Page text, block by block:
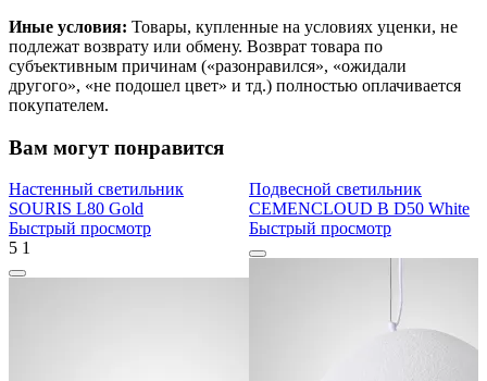
Иные условия: Товары, купленные на условиях уценки, не
подлежат возврату или обмену. Возврат товара по
субъективным причинам («разонравился», «ожидали
другого», «не подошел цвет» и тд.) полностью оплачивается
покупателем.
Вам могут понравится
Настенный светильник
SOURIS L80 Gold
Быстрый просмотр
5 1
Подвесной светильник
CEMENCLOUD B D50 White
Быстрый просмотр